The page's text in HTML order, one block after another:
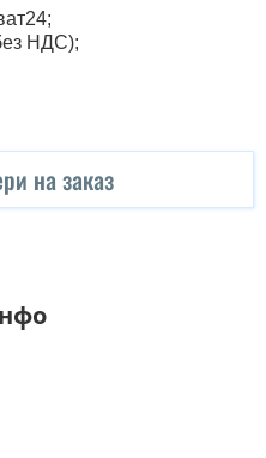
НДС);
на заказ